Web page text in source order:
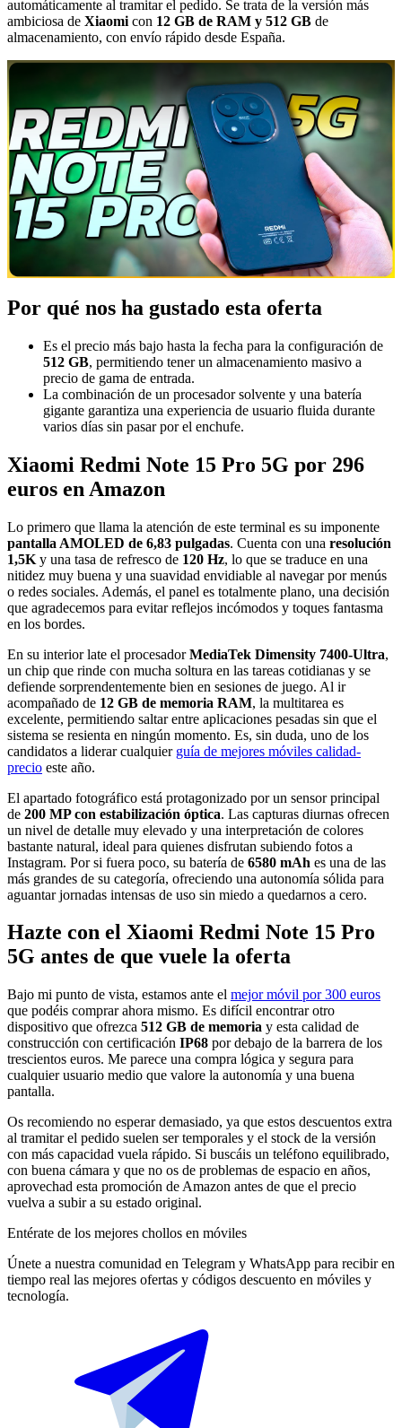
automáticamente al tramitar el pedido. Se trata de la versión más
ambiciosa de Xiaomi con 12 GB de RAM y 512 GB de
almacenamiento, con envío rápido desde España.
Por qué nos ha gustado esta oferta
Es el precio más bajo hasta la fecha para la configuración de
512 GB, permitiendo tener un almacenamiento masivo a
precio de gama de entrada.
La combinación de un procesador solvente y una batería
gigante garantiza una experiencia de usuario fluida durante
varios días sin pasar por el enchufe.
Xiaomi Redmi Note 15 Pro 5G por 296
euros en Amazon
Lo primero que llama la atención de este terminal es su imponente
pantalla AMOLED de 6,83 pulgadas. Cuenta con una resolución
1,5K y una tasa de refresco de 120 Hz, lo que se traduce en una
nitidez muy buena y una suavidad envidiable al navegar por menús
o redes sociales. Además, el panel es totalmente plano, una decisión
que agradecemos para evitar reflejos incómodos y toques fantasma
en los bordes.
En su interior late el procesadorMediaTek Dimensity 7400-Ultra,
un chip que rinde con mucha soltura en las tareas cotidianas y se
defiende sorprendentemente bien en sesiones de juego. Al ir
acompañado de 12 GB de memoria RAM, la multitarea es
excelente, permitiendo saltar entre aplicaciones pesadas sin que el
sistema se resienta en ningún momento. Es, sin duda, uno de los
candidatos a liderar cualquier guía de mejores móviles calidad-
precio este año.
El apartado fotográfico está protagonizado por un sensor principal
de 200 MP con estabilización óptica. Las capturas diurnas ofrecen
un nivel de detalle muy elevado y una interpretación de colores
bastante natural, ideal para quienes disfrutan subiendo fotos a
Instagram. Por si fuera poco, su batería de 6580 mAh es una de las
más grandes de su categoría, ofreciendo una autonomía sólida para
aguantar jornadas intensas de uso sin miedo a quedarnos a cero.
Hazte con el Xiaomi Redmi Note 15 Pro
5G antes de que vuele la oferta
Bajo mi punto de vista, estamos ante el mejor móvil por 300 euros
que podéis comprar ahora mismo. Es difícil encontrar otro
dispositivo que ofrezca 512 GB de memoria y esta calidad de
construcción con certificación IP68 por debajo de la barrera de los
trescientos euros. Me parece una compra lógica y segura para
cualquier usuario medio que valore la autonomía y una buena
pantalla.
Os recomiendo no esperar demasiado, ya que estos descuentos extra
al tramitar el pedido suelen ser temporales y el stock de la versión
con más capacidad vuela rápido. Si buscáis un teléfono equilibrado,
con buena cámara y que no os de problemas de espacio en años,
aprovechad esta promoción de Amazon antes de que el precio
vuelva a subir a su estado original.
Entérate de los mejores chollos en móviles
Únete a nuestra comunidad en Telegram y WhatsApp para recibir en
tiempo real las mejores ofertas y códigos descuento en móviles y
tecnología.